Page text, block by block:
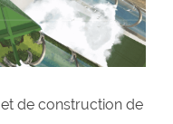
de construction de